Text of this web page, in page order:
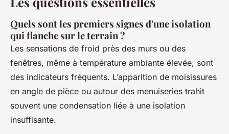
Quels sont les premiers signes d'une isolation
qui flanche sur le terrain ?
Les sensations de froid près des murs ou des
fenêtres, même à température ambiante élevée, sont
des indicateurs fréquents. L’apparition de moisissures
en angle de pièce ou autour des menuiseries trahit
souvent une condensation liée à une isolation
insuffisante.